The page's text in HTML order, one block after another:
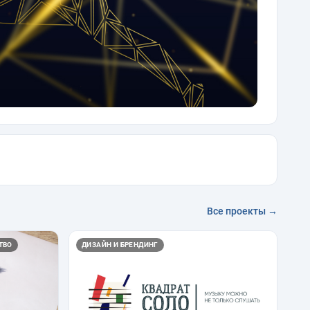
Все проекты →
ДИЗАЙН И БРЕНДИНГ